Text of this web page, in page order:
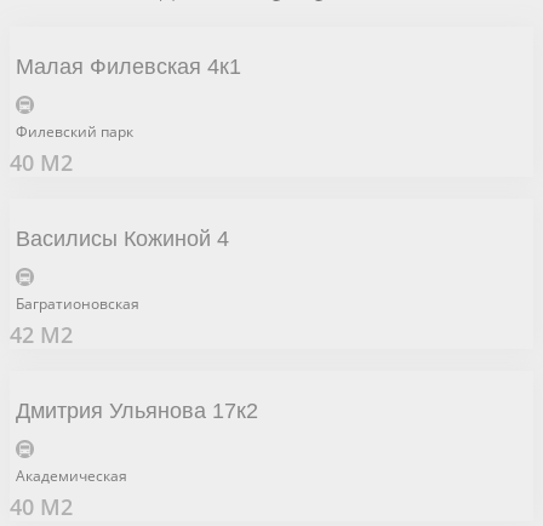
Малая Филевская 4к1
Филевский парк
40 М2
Василисы Кожиной 4
Багратионовская
42 М2
Дмитрия Ульянова 17к2
Академическая
40 М2